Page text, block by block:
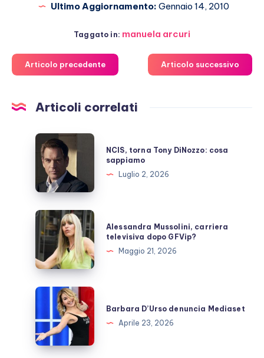
Ultimo Aggiornamento: Gennaio 14, 2010
Taggato in: manuela arcuri
Articolo precedente Articolo successivo
Articoli correlati
NCIS,
torna
Tony
DiNozzo:
cosa
sappiamo
NCIS, torna Tony DiNozzo: cosa
sappiamo
Luglio 2, 2026
Alessandra
Mussolini,
carriera
televisiva
dopo
GFVip?
Alessandra Mussolini, carriera
televisiva dopo GFVip?
Maggio 21, 2026
Barbara
D’Urso
denuncia
Mediaset
Barbara D’Urso denuncia Mediaset
Aprile 23, 2026